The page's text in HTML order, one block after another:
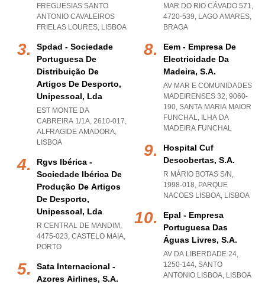
FREGUESIAS SANTO
ANTONIO CAVALEIROS
FRIELAS LOURES, LISBOA
Spdad - Sociedade
Portuguesa De
Distribuição De
Artigos De Desporto,
Unipessoal, Lda
EST MONTE DA
CABREIRA 1/1A, 2610-017,
ALFRAGIDE AMADORA,
LISBOA
Rgvs Ibérica -
Sociedade Ibérica De
Produção De Artigos
De Desporto,
Unipessoal, Lda
R CENTRAL DE MANDIM,
4475-023, CASTELO MAIA,
PORTO
Sata Internacional -
Azores Airlines, S.a.
MAR DO RIO CÁVADO 571,
4720-539, LAGO AMARES,
BRAGA
Eem - Empresa De
Electricidade Da
Madeira, S.a.
AV MAR E COMUNIDADES
MADEIRENSES 32, 9060-
190, SANTA MARIA MAIOR
FUNCHAL, ILHA DA
MADEIRA FUNCHAL
Hospital Cuf
Descobertas, S.a.
R MÁRIO BOTAS S/N,
1998-018, PARQUE
NACOES LISBOA, LISBOA
Epal - Empresa
Portuguesa Das
Águas Livres, S.a.
AV DA LIBERDADE 24,
1250-144, SANTO
ANTONIO LISBOA, LISBOA